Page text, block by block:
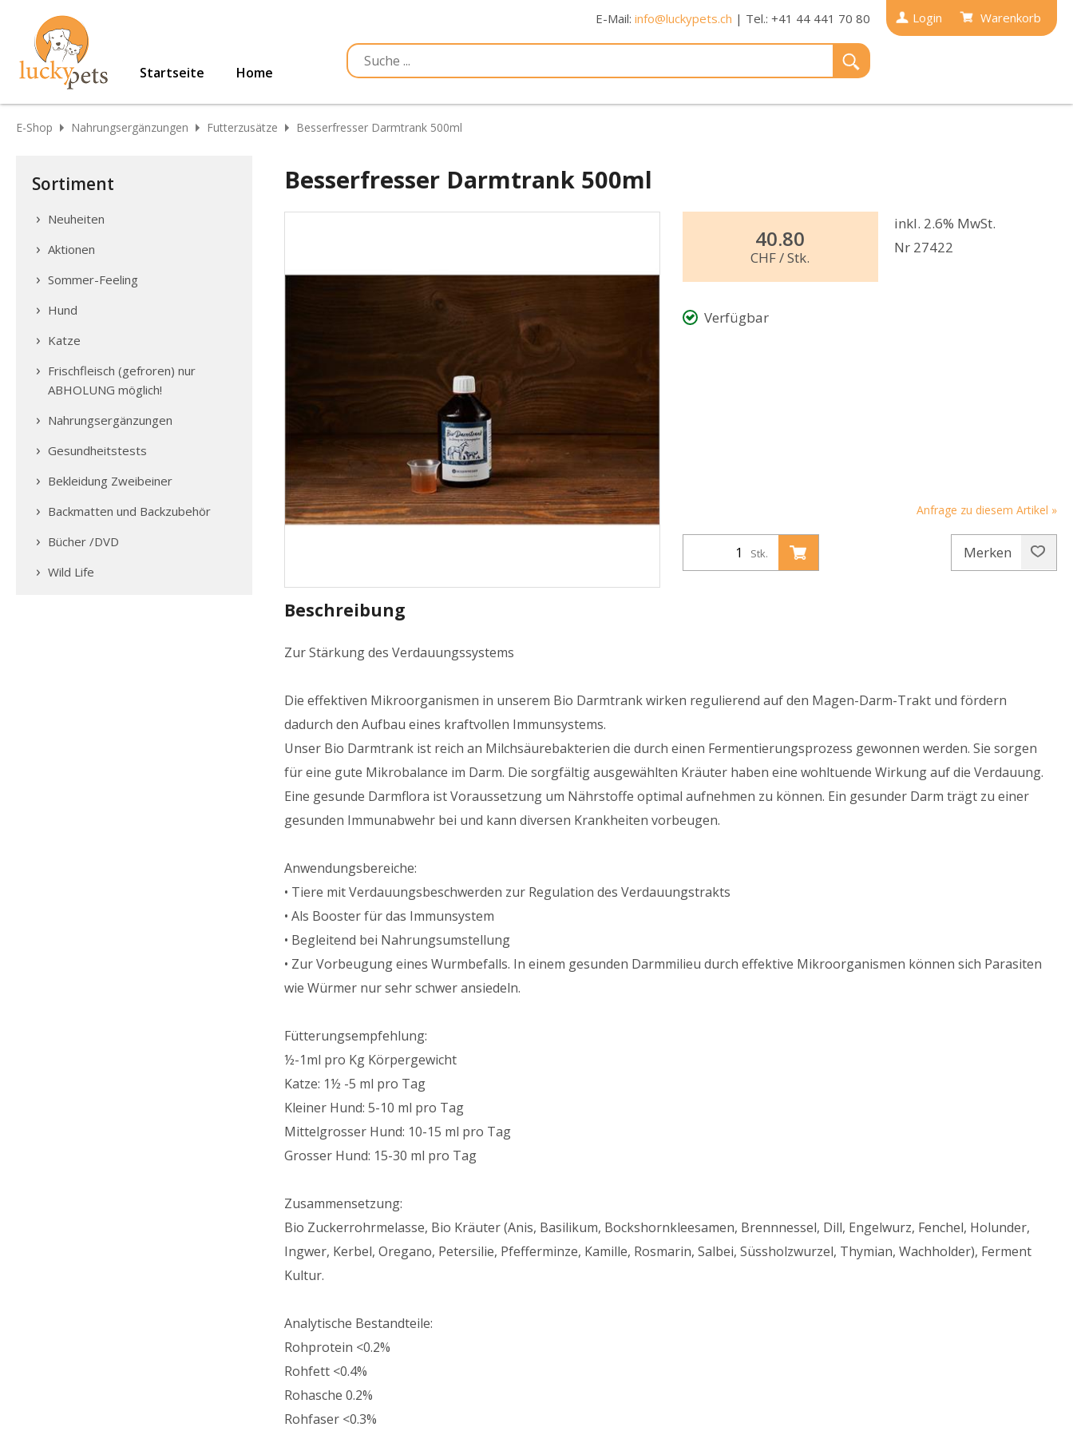
Login Warenkorb
E-Mail: info@luckypets.ch | Tel.: +41 44 441 70 80
Startseite Home
E-Shop Nahrungsergänzungen Futterzusätze Besserfresser Darmtrank 500ml
Sortiment
Neuheiten
Aktionen
Sommer-Feeling
Hund
Katze
Frischfleisch (gefroren) nur
ABHOLUNG möglich!
Nahrungsergänzungen
Gesundheitstests
Bekleidung Zweibeiner
Backmatten und Backzubehör
Bücher /DVD
Wild Life
Besserfresser Darmtrank 500ml
40.80
CHF/ Stk.
inkl. 2.6% MwSt.
Nr 27422
Verfügbar
Anfrage zu diesem Artikel »
Stk. Merken
Beschreibung
Zur Stärkung des Verdauungssystems
Die effektiven Mikroorganismen in unserem Bio Darmtrank wirken regulierend auf den Magen-Darm-Trakt und fördern
dadurch den Aufbau eines kraftvollen Immunsystems.
Unser Bio Darmtrank ist reich an Milchsäurebakterien die durch einen Fermentierungsprozess gewonnen werden. Sie sorgen
für eine gute Mikrobalance im Darm. Die sorgfältig ausgewählten Kräuter haben eine wohltuende Wirkung auf die Verdauung.
Eine gesunde Darmflora ist Voraussetzung um Nährstoffe optimal aufnehmen zu können. Ein gesunder Darm trägt zu einer
gesunden Immunabwehr bei und kann diversen Krankheiten vorbeugen.
Anwendungsbereiche:
• Tiere mit Verdauungsbeschwerden zur Regulation des Verdauungstrakts
• Als Booster für das Immunsystem
• Begleitend bei Nahrungsumstellung
• Zur Vorbeugung eines Wurmbefalls. In einem gesunden Darmmilieu durch effektive Mikroorganismen können sich Parasiten
wie Würmer nur sehr schwer ansiedeln.
Fütterungsempfehlung:
½-1ml pro Kg Körpergewicht
Katze: 1½ -5 ml pro Tag
Kleiner Hund: 5-10 ml pro Tag
Mittelgrosser Hund: 10-15 ml pro Tag
Grosser Hund: 15-30 ml pro Tag
Zusammensetzung:
Bio Zuckerrohrmelasse, Bio Kräuter (Anis, Basilikum, Bockshornkleesamen, Brennnessel, Dill, Engelwurz, Fenchel, Holunder,
Ingwer, Kerbel, Oregano, Petersilie, Pfefferminze, Kamille, Rosmarin, Salbei, Süssholzwurzel, Thymian, Wachholder), Ferment
Kultur.
Analytische Bestandteile:
Rohprotein <0.2%
Rohfett <0.4%
Rohasche 0.2%
Rohfaser <0.3%